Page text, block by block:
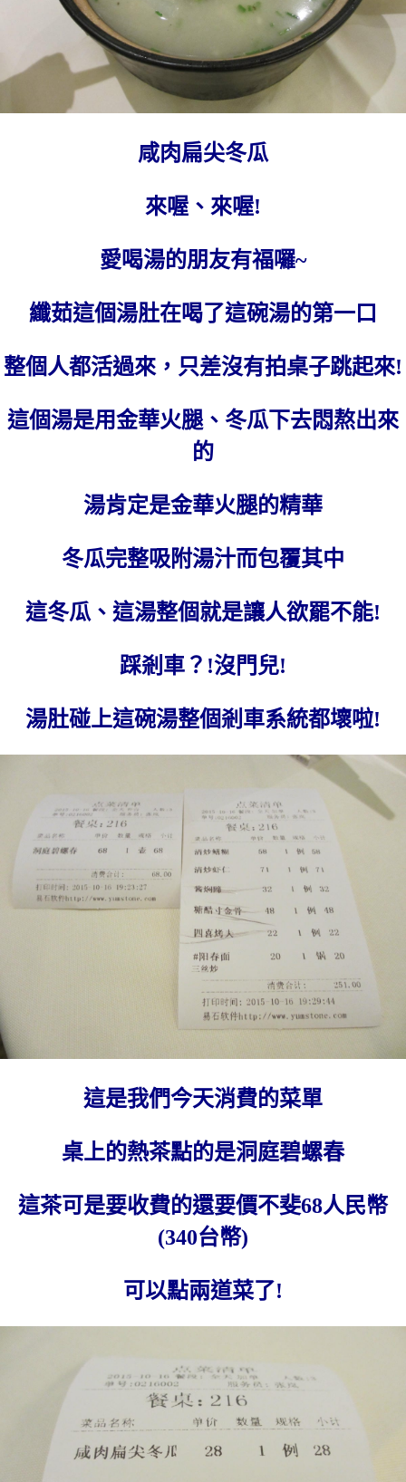
咸肉扁尖冬瓜
來喔、來喔!
愛喝湯的朋友有福囉~
纖茹這個湯肚在喝了這碗湯的第一口
整個人都活過來，只差沒有拍桌子跳起來!
這個湯是用金華火腿、冬瓜下去悶熬出來
的
湯肯定是金華火腿的精華
冬瓜完整吸附湯汁而包覆其中
這冬瓜、這湯整個就是讓人欲罷不能!
踩剎車？!沒門兒!
湯肚碰上這碗湯整個剎車系統都壞啦!
這是我們今天消費的菜單
桌上的熱茶點的是洞庭碧螺春
這茶可是要收費的還要價不斐68人民幣
(340台幣)
可以點兩道菜了!